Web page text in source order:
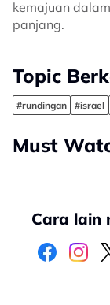
kemajuan
panjang.
Topic
#rundingan #israel
Must
Cara lain